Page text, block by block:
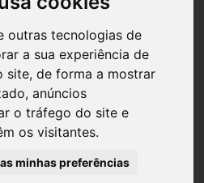
outras tecnologias de
a sua experiência de
site, de forma a mostrar
anúncios
o tráfego do site e
os visitantes.
minhas preferências